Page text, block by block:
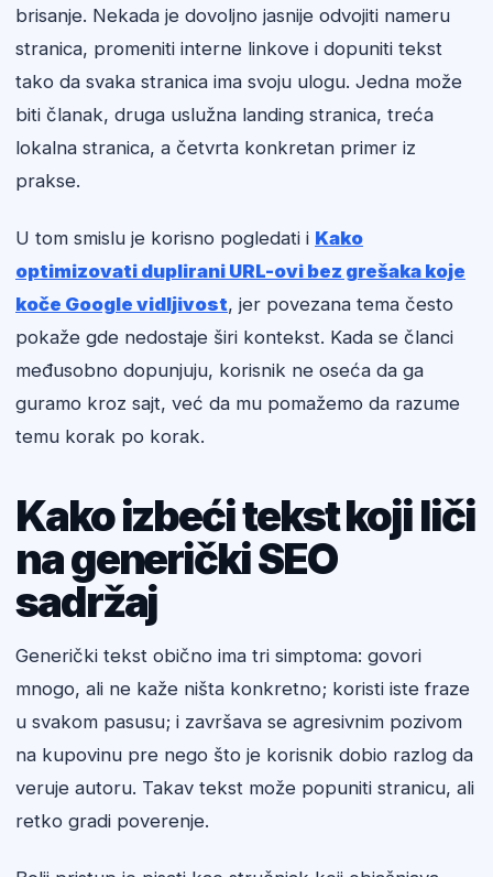
brisanje. Nekada je dovoljno jasnije odvojiti nameru
stranica, promeniti interne linkove i dopuniti tekst
tako da svaka stranica ima svoju ulogu. Jedna može
biti članak, druga uslužna landing stranica, treća
lokalna stranica, a četvrta konkretan primer iz
prakse.
U tom smislu je korisno pogledati i Kako
optimizovati duplirani URL-ovi bez grešaka koje
koče Google vidljivost, jer povezana tema često
pokaže gde nedostaje širi kontekst. Kada se članci
međusobno dopunjuju, korisnik ne oseća da ga
guramo kroz sajt, već da mu pomažemo da razume
temu korak po korak.
Kako izbeći tekst koji liči
na generički SEO
sadržaj
Generički tekst obično ima tri simptoma: govori
mnogo, ali ne kaže ništa konkretno; koristi iste fraze
u svakom pasusu; i završava se agresivnim pozivom
na kupovinu pre nego što je korisnik dobio razlog da
veruje autoru. Takav tekst može popuniti stranicu, ali
retko gradi poverenje.